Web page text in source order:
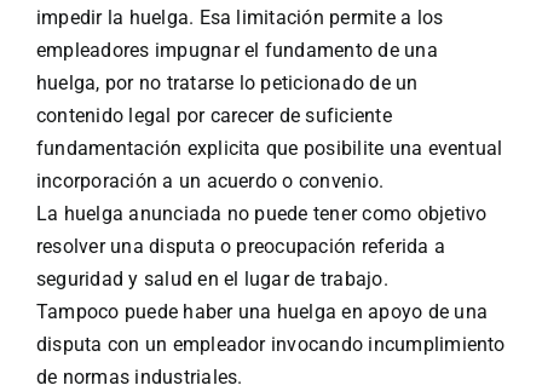
impedir la huelga. Esa limitación permite a los
empleadores impugnar el fundamento de una
huelga, por no tratarse lo peticionado de un
contenido legal por carecer de suficiente
fundamentación explicita que posibilite una eventual
incorporación a un acuerdo o convenio.
La huelga anunciada no puede tener como objetivo
resolver una disputa o preocupación referida a
seguridad y salud en el lugar de trabajo.
Tampoco puede haber una huelga en apoyo de una
disputa con un empleador invocando incumplimiento
de normas industriales.